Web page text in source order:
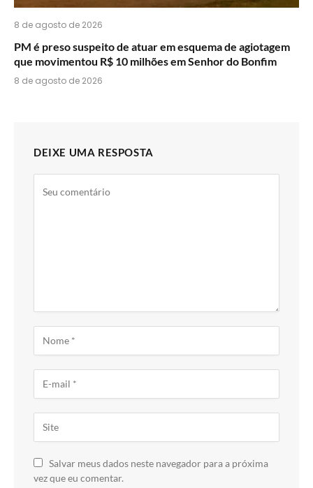
8 de agosto de 2026
PM é preso suspeito de atuar em esquema de agiotagem
que movimentou R$ 10 milhões em Senhor do Bonfim
8 de agosto de 2026
DEIXE UMA RESPOSTA
Salvar meus dados neste navegador para a próxima
vez que eu comentar.